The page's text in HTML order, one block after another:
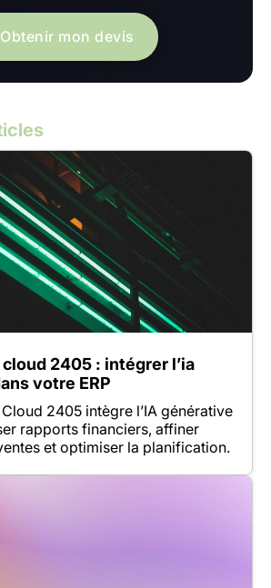
Obtenir mon devis
2405 : intégrer l’ia
votre ERP
2405 intègre l’IA générative
rapports financiers, affiner
et optimiser la planification.